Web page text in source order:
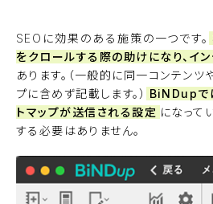
SEOに効果のある施策の一つです。
をクロールする際の助けになり、イ
あります。（一般的に同一コンテン
プに含めず記載します。） BiNDupで
トマップが送信される設定 になって
する必要はありません。